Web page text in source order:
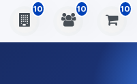
10 10 10